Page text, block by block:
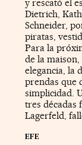
y rescató el
Dietrich,
Schneider,
piratas,
Para la
de la
elegancia, la
prendas que
simplicidad.
tres décadas
Lagerfeld,
EFE